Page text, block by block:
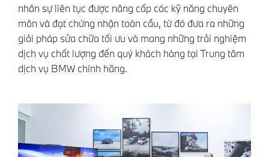
nhân sự liên tục được nâng cấp các kỹ năng chuyên
môn và đạt chứng nhận toàn cầu, từ đó đưa ra những
giải pháp sửa chữa tối ưu và mang những trải nghiệm
dịch vụ chất lượng đến quý khách hàng tại Trung tâm
dịch vụ BMW chính hãng.